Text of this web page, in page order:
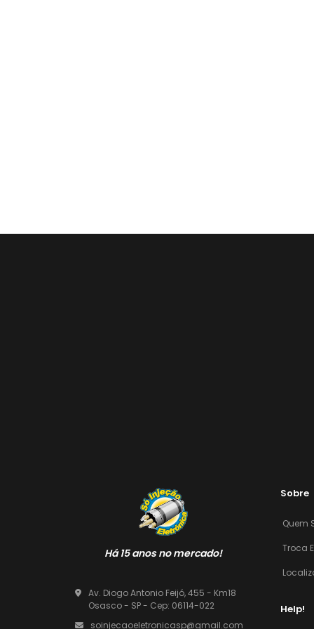
Há 15 anos no mercado!
Av. Diogo Antonio Feijó, 455 - Km18
Osasco - SP - Cep: 06114-022
soinjecaoeletronicasp@gmail.com
Sobre
Quem
Troca
Help!